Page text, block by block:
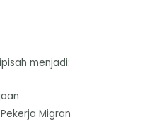
menjadi:
Migran